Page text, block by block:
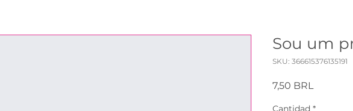
Sou um
SKU: 366615376135191
7,50 BRL
Cantidad *